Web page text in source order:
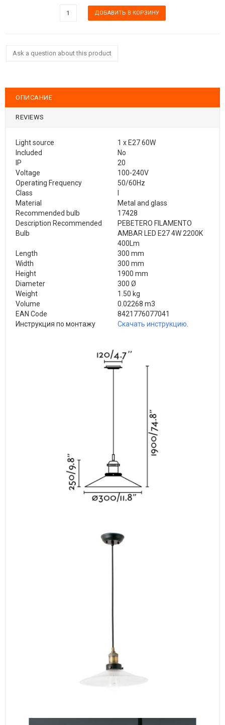
Ask a question about this product
ОПИСАНИЕ
REVIEWS
Light source
1 x E27 60W
Included
No
IP
20
Voltage
100-240V
Operating Frequency
50/60Hz
Class
I
Material
Metal and glass
Recommended bulb
17428
Description Recommended
Bulb
PEBETERO FILAMENTO
AMBAR LED E27 4W 2200K
400Lm
Length
300 mm
Width
300 mm
Height
1900 mm
Diameter
300 Ø
Weight
1.50 kg
Volume
0.02268 m3
EAN Code
8421776077041
Инструкция по монтажу
Скачать инструкцию